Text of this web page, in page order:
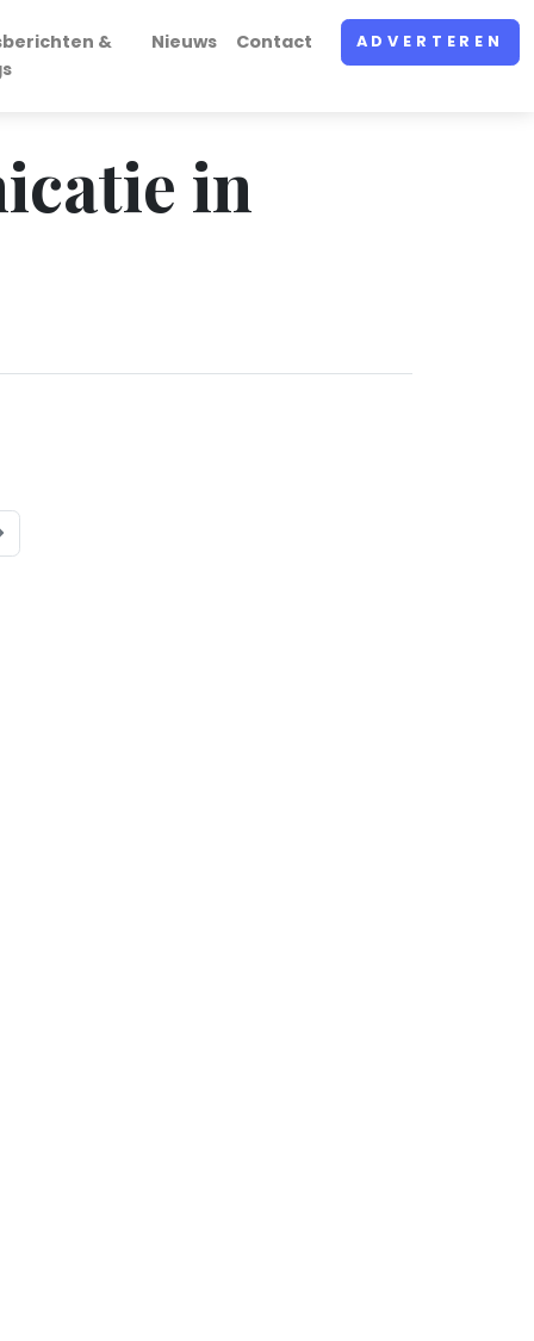
&
Nieuws Contact ADVERTEREN
in